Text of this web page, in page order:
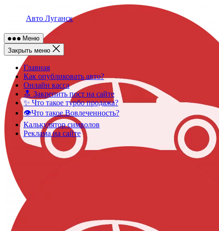
Авто Луганск
Меню
Закрыть меню
Главная
Как опубликовать авто?
Онлайн касса
🔝 Закрепить пост на сайте
✨ Что такое турбо продажа?
👁️Что такое Вовлеченность?
Калькулятор символов
Реклама на сайте